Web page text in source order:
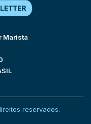
Marista
reservados.